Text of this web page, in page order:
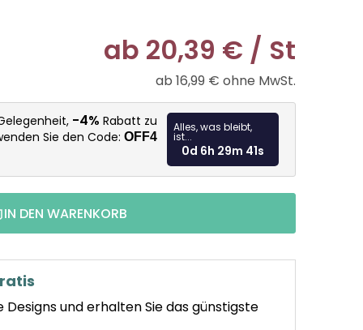
ab 20,39 € / St
ab 16,99 € ohne MwSt.
-4% Rabatt zu
Sie den Code: OFF4
Alles, was bleibt,
ist...
0d 6h 29m 39s
IN DEN WARENKORB
Designs und erhalten Sie das günstigste